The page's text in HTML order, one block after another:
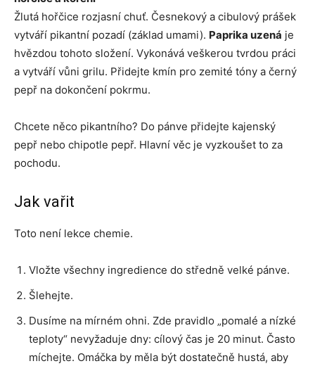
Žlutá hořčice rozjasní chuť. Česnekový a cibulový prášek
vytváří pikantní pozadí (základ umami). Paprika uzená je
hvězdou tohoto složení. Vykonává veškerou tvrdou práci
a vytváří vůni grilu. Přidejte kmín pro zemité tóny a černý
pepř na dokončení pokrmu.
Chcete něco pikantního? Do pánve přidejte kajenský
pepř nebo chipotle pepř. Hlavní věc je vyzkoušet to za
pochodu.
Jak vařit
Toto není lekce chemie.
Vložte všechny ingredience do středně velké pánve.
Šlehejte.
Dusíme na mírném ohni. Zde pravidlo „pomalé a nízké
teploty“ nevyžaduje dny: cílový čas je 20 minut. Často
míchejte. Omáčka by měla být dostatečně hustá, aby